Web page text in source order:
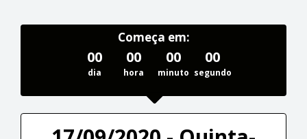
Começa em:
00
dia
00
hora
00
minuto
00
segundo